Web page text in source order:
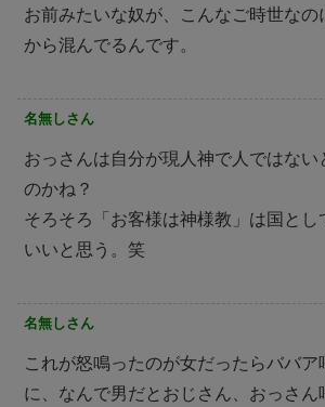
お前みたいな奴が、こんなご時世なの
から混んでるんです。
名無しさん
おっさんは自分が現人神で人ではない
のかね？
そろそろ「お客様は神様教」は国とし
いいと思う。笑
名無しさん
これが怒鳴ったのが女だったらババ
に、なんで男だとおじさん、おっさん